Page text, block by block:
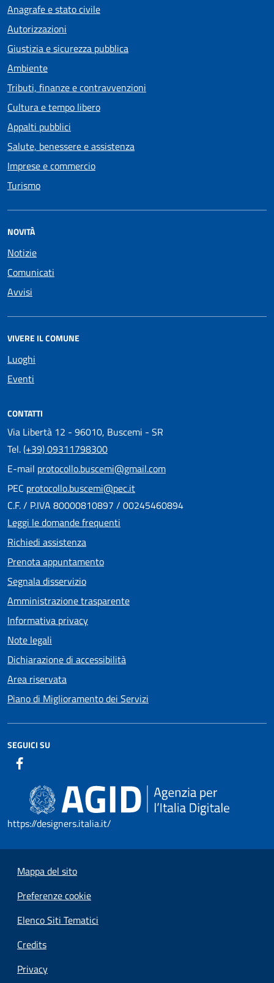
Anagrafe e stato civile
Autorizzazioni
Giustizia e sicurezza pubblica
Ambiente
Tributi, finanze e contravvenzioni
Cultura e tempo libero
Appalti pubblici
Salute, benessere e assistenza
Imprese e commercio
Turismo
NOVITÀ
Notizie
Comunicati
Avvisi
VIVERE IL COMUNE
Luoghi
Eventi
CONTATTI
Via Libertà 12 - 96010, Buscemi - SR
Tel.(+39) 09311798300
E-mail protocollo.buscemi@gmail.com
PEC protocollo.buscemi@pec.it
C.F. / P.IVA 80000810897 / 00245460894
Leggi le domande frequenti
Richiedi assistenza
Prenota appuntamento
Segnala disservizio
Amministrazione trasparente
Informativa privacy
Note legali
Dichiarazione di accessibilità
Area riservata
Piano di Miglioramento dei Servizi
SEGUICI SU
https://designers.italia.it/
Mappa del sito
Preferenze cookie
Elenco Siti Tematici
Credits
Privacy